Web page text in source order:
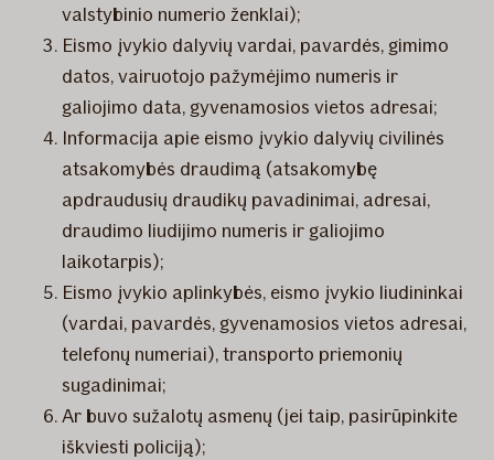
valstybinio numerio ženklai);
Eismo įvykio dalyvių vardai, pavardės, gimimo
datos, vairuotojo pažymėjimo numeris ir
galiojimo data, gyvenamosios vietos adresai;
Informacija apie eismo įvykio dalyvių civilinės
atsakomybės draudimą (atsakomybę
apdraudusių draudikų pavadinimai, adresai,
draudimo liudijimo numeris ir galiojimo
laikotarpis);
Eismo įvykio aplinkybės, eismo įvykio liudininkai
(vardai, pavardės, gyvenamosios vietos adresai,
telefonų numeriai), transporto priemonių
sugadinimai;
Ar buvo sužalotų asmenų (jei taip, pasirūpinkite
iškviesti policiją);